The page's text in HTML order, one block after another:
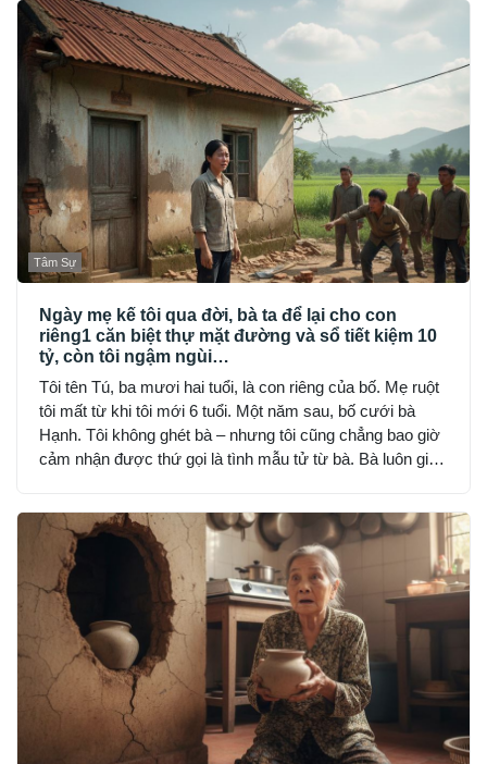
Tâm Sự
Ngày mẹ kế tôi qua đời, bà ta để lại cho con
riêng1 căn biệt thự mặt đường và sổ tiết kiệm 10
tỷ, còn tôi ngậm ngùi…
Tôi tên Tú, ba mươi hai tuổi, là con riêng của bố. Mẹ ruột
tôi mất từ khi tôi mới 6 tuổi. Một năm sau, bố cưới bà
Hạnh. Tôi không ghét bà – nhưng tôi cũng chẳng bao giờ
cảm nhận được thứ gọi là tình mẫu tử từ bà. Bà luôn giữ